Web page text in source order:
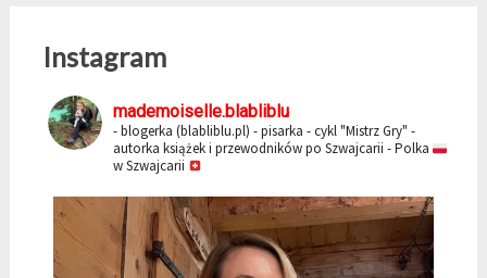
Instagram
mademoiselle.blabliblu
- blogerka (blabliblu.pl) - pisarka - cykl "Mistrz Gry" -
autorka książek i przewodników po Szwajcarii - Polka
w Szwajcarii